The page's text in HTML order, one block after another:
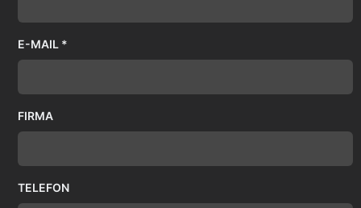
E-MAIL *
FIRMA
TELEFON